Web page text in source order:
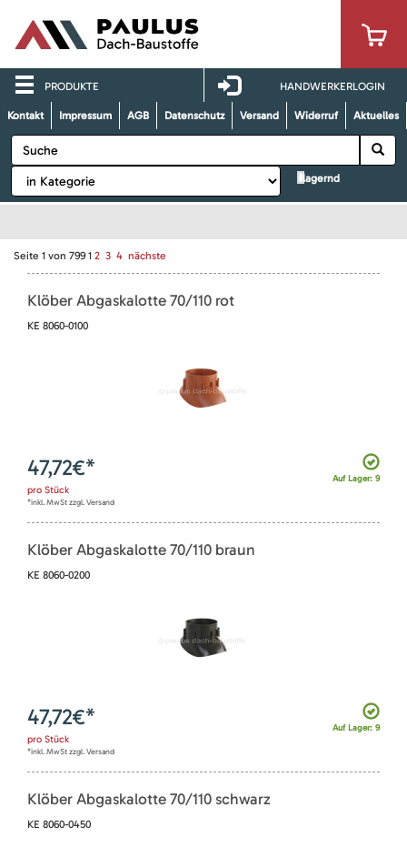
PRODUKTE HANDWERKERLOGIN
Kontakt Impressum AGB Datenschutz Versand Widerruf Aktuelles
lagernd
Seite 1 von 799 1 2 3 4 nächste
Klöber Abgaskalotte 70/110 rot
KE 8060-0100
Auf Lager: 9
47,72€*
pro Stück
*inkl. MwSt zzgl. Versand
Klöber Abgaskalotte 70/110 braun
KE 8060-0200
Auf Lager: 9
47,72€*
pro Stück
*inkl. MwSt zzgl. Versand
Klöber Abgaskalotte 70/110 schwarz
KE 8060-0450